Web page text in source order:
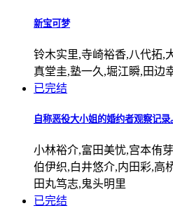
新宝可梦
铃木实里,寺崎裕香,八代拓,
真堂圭,塾一久,堀江瞬,田边
已完结
自称恶役大小姐的婚约者观察记录
小林裕介,富田美忧,宫本侑
伯伊织,白井悠介,内田彩,高
田丸笃志,鬼头明里
已完结